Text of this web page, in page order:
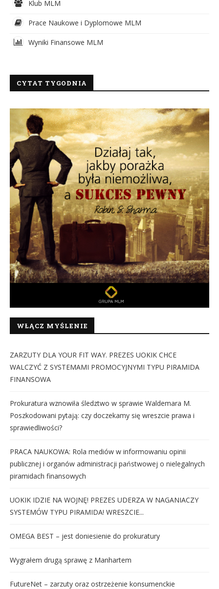
Klub MLM
Prace Naukowe i Dyplomowe MLM
Wyniki Finansowe MLM
CYTAT TYGODNIA
WŁĄCZ MYŚLENIE
ZARZUTY DLA YOUR FIT WAY. PREZES UOKIK CHCE
WALCZYĆ Z SYSTEMAMI PROMOCYJNYMI TYPU PIRAMIDA
FINANSOWA
Prokuratura wznowiła śledztwo w sprawie Waldemara M.
Poszkodowani pytają: czy doczekamy się wreszcie prawa i
sprawiedliwości?
PRACA NAUKOWA: Rola mediów w informowaniu opinii
publicznej i organów administracji państwowej o nielegalnych
piramidach finansowych
UOKIK IDZIE NA WOJNĘ! PREZES UDERZA W NAGANIACZY
SYSTEMÓW TYPU PIRAMIDA! WRESZCIE...
OMEGA BEST – jest doniesienie do prokuratury
Wygrałem drugą sprawę z Manhartem
FutureNet – zarzuty oraz ostrzeżenie konsumenckie